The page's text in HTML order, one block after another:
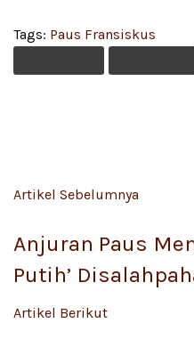
Tags: Paus Fransiskus
Artikel Sebelumnya
Anjuran Paus
Putih’
Artikel Berikut